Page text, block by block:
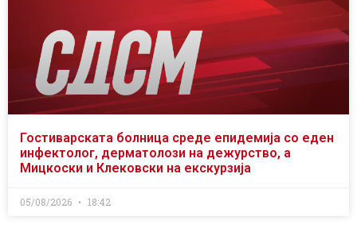
Гостиварската болница среде епидемија со еден
инфектолог, дерматолози на дежурство, а
Мицкоски и Клековски на екскурзија
05/08/2026 18:42